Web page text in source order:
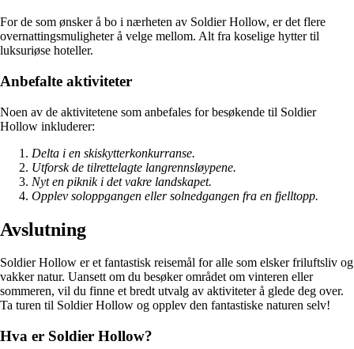
For de som ønsker å bo i nærheten av Soldier Hollow, er det flere
overnattingsmuligheter å velge mellom. Alt fra koselige hytter til
luksuriøse hoteller.
Anbefalte aktiviteter
Noen av de aktivitetene som anbefales for besøkende til Soldier
Hollow inkluderer:
Delta i en skiskytterkonkurranse.
Utforsk de tilrettelagte langrennsløypene.
Nyt en piknik i det vakre landskapet.
Opplev soloppgangen eller solnedgangen fra en fjelltopp.
Avslutning
Soldier Hollow er et fantastisk reisemål for alle som elsker friluftsliv og
vakker natur. Uansett om du besøker området om vinteren eller
sommeren, vil du finne et bredt utvalg av aktiviteter å glede deg over.
Ta turen til Soldier Hollow og opplev den fantastiske naturen selv!
Hva er Soldier Hollow?